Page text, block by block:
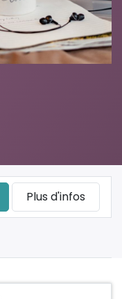
Plus d'infos